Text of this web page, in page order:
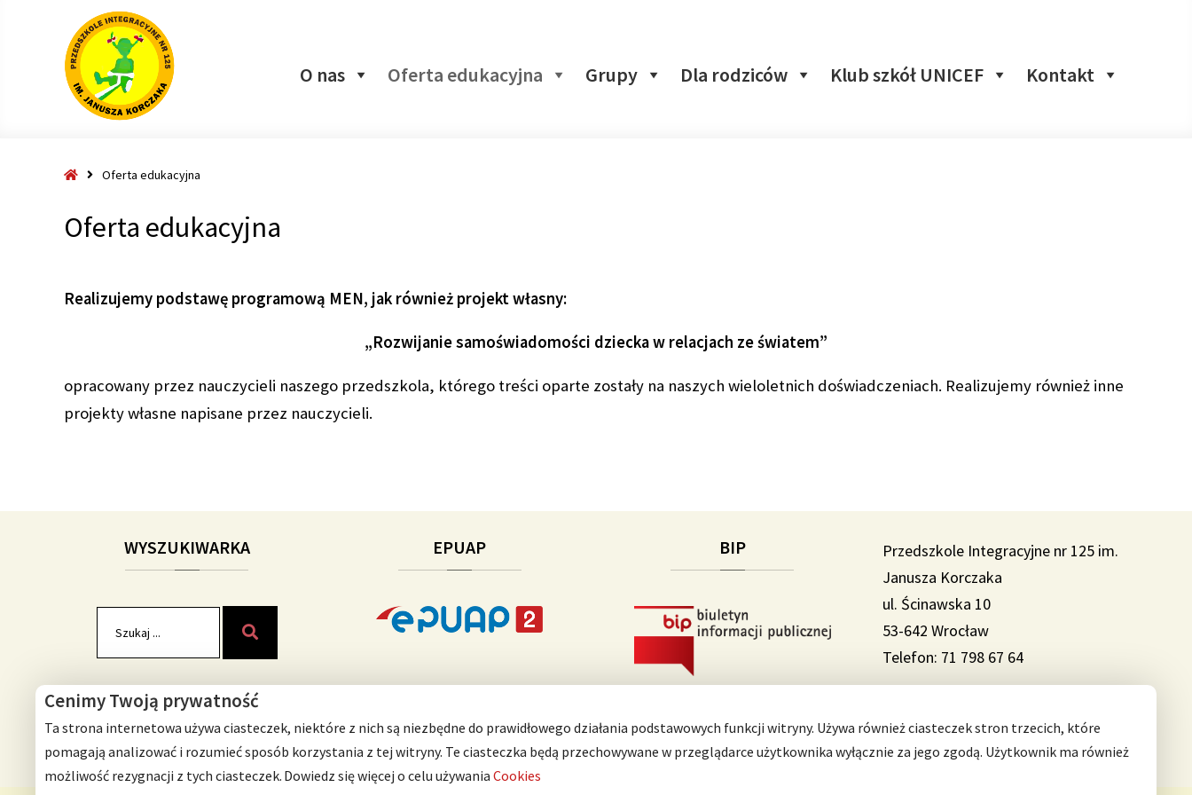
O nas Oferta edukacyjna Grupy Dla rodziców Klub szkół UNICEF Kontakt
StronaOferta edukacyjna
Oferta edukacyjna
Realizujemy podstawę programową MEN, jak również projekt własny:
„Rozwijanie samoświadomości dziecka w relacjach ze światem”
opracowany przez nauczycieli naszego przedszkola, którego treści oparte zostały na naszych wieloletnich doświadczeniach. Realizujemy również inne
projekty własne napisane przez nauczycieli.
WYSZUKIWARKA
Szukaj
EPUAP BIP
Przedszkole Integracyjne nr 125 im.
Janusza Korczaka
ul. Ścinawska 10
53-642 Wrocław
Telefon: 71 798 67 64
Cenimy Twoją prywatność
Ta strona internetowa używa ciasteczek, niektóre z nich są niezbędne do prawidłowego działania podstawowych funkcji witryny. Używa również ciasteczek stron trzecich, które
pomagają analizować i rozumieć sposób korzystania z tej witryny. Te ciasteczka będą przechowywane w przeglądarce użytkownika wyłącznie za jego zgodą. Użytkownik ma również
możliwość rezygnacji z tych ciasteczek. Dowiedz się więcej o celu używania Cookies